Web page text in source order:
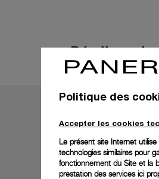
Détails
Politique des
Accepter les cookies
Le présent site Internet
technologies similaires pour
fonctionnement du Site et la
prestation des services ici